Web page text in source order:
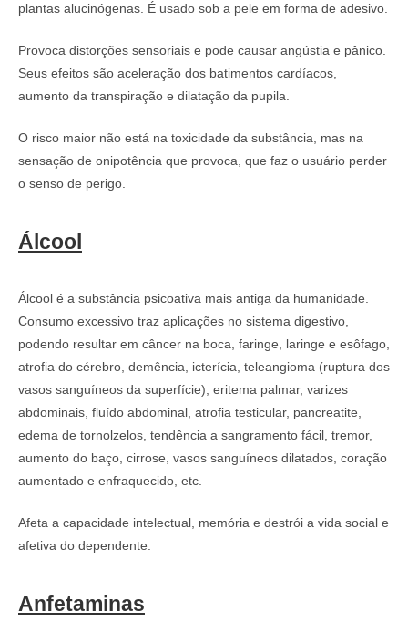
plantas alucinógenas. É usado sob a pele em forma de adesivo.
Provoca distorções sensoriais e pode causar angústia e pânico.
Seus efeitos são aceleração dos batimentos cardíacos,
aumento da transpiração e dilatação da pupila.
O risco maior não está na toxicidade da substância, mas na
sensação de onipotência que provoca, que faz o usuário perder
o senso de perigo.
Álcool
Álcool é a substância psicoativa mais antiga da humanidade.
Consumo excessivo traz aplicações no sistema digestivo,
podendo resultar em câncer na boca, faringe, laringe e esôfago,
atrofia do cérebro, demência, icterícia, teleangioma (ruptura dos
vasos sanguíneos da superfície), eritema palmar, varizes
abdominais, fluído abdominal, atrofia testicular, pancreatite,
edema de tornolzelos, tendência a sangramento fácil, tremor,
aumento do baço, cirrose, vasos sanguíneos dilatados, coração
aumentado e enfraquecido, etc.
Afeta a capacidade intelectual, memória e destrói a vida social e
afetiva do dependente.
Anfetaminas